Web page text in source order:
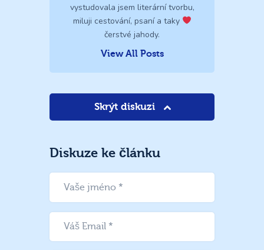
vystudovala jsem literární tvorbu,
miluji cestování, psaní a taky
čerstvé jahody.
View All Posts
Skrýt diskuzi
Diskuze ke článku